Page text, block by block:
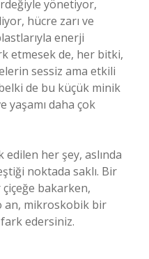
yönetiyor,
hücre zarı ve
enerji
etmesek de, her bitki,
sessiz ama etkili
de bu küçük minik
yaşamı daha çok
her şey, aslında
noktada saklı. Bir
bakarken,
an, mikroskobik bir
edersiniz.